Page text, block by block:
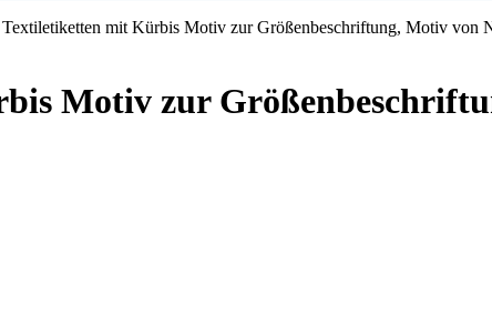
mit Kürbis Motiv zur Größenbeschriftung, Motiv von
Motiv zur